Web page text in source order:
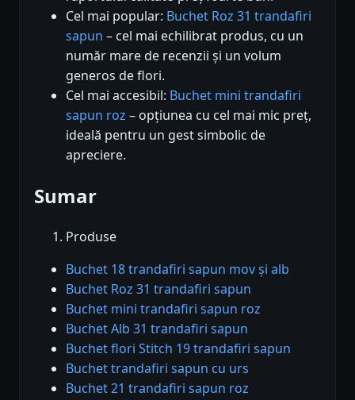
Cel mai popular: Buchet Roz 31 trandafiri
sapun – cel mai echilibrat produs, cu un
număr mare de recenzii și un volum
generos de flori.
Cel mai accesibil: Buchet mini trandafiri
sapun roz – opțiunea cu cel mai mic preț,
ideală pentru un gest simbolic de
apreciere.
Sumar
Produse
Buchet 18 trandafiri sapun mov și alb
Buchet Roz 31 trandafiri sapun
Buchet mini trandafiri sapun roz
Buchet Alb 31 trandafiri sapun
Buchet flori Stitch 19 trandafiri sapun
Buchet trandafiri sapun cu urs
Buchet 21 trandafiri sapun roz